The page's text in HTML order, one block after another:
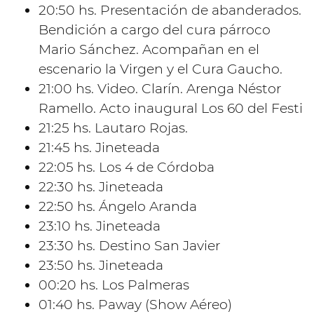
20:50 hs. Presentación de abanderados.
Bendición a cargo del cura párroco
Mario Sánchez. Acompañan en el
escenario la Virgen y el Cura Gaucho.
21:00 hs. Video. Clarín. Arenga Néstor
Ramello. Acto inaugural Los 60 del Festi
21:25 hs. Lautaro Rojas.
21:45 hs. Jineteada
22:05 hs. Los 4 de Córdoba
22:30 hs. Jineteada
22:50 hs. Ángelo Aranda
23:10 hs. Jineteada
23:30 hs. Destino San Javier
23:50 hs. Jineteada
00:20 hs. Los Palmeras
01:40 hs. Paway (Show Aéreo)